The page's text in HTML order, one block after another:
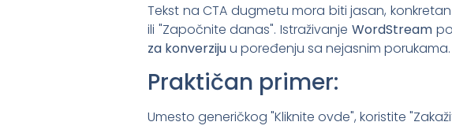
Tekst na CTA dugmetu mora biti jasan,
ili "Započnite danas". Istraživanje WordStream
za konverzijuu poređenju sa nejasnim porukama.
Praktičan primer:
Umesto generičkog "Kliknite ovde", koristite